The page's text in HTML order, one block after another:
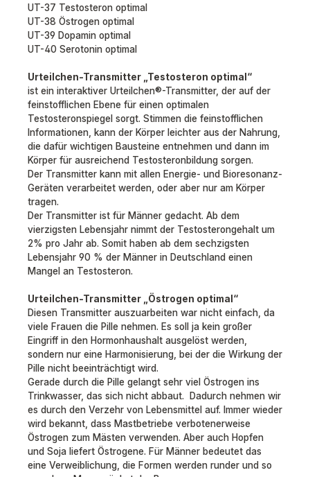
UT-37 Testosteron optimal
UT-38 Östrogen optimal
UT-39 Dopamin optimal
UT-40 Serotonin optimal
Urteilchen-Transmitter „Testosteron optimal“
ist ein interaktiver Urteilchen®-Transmitter, der auf der
feinstofflichen Ebene für einen optimalen
Testosteronspiegel sorgt. Stimmen die feinstofflichen
Informationen, kann der Körper leichter aus der Nahrung,
die dafür wichtigen Bausteine entnehmen und dann im
Körper für ausreichend Testosteronbildung sorgen.
Der Transmitter kann mit allen Energie- und Bioresonanz-
Geräten verarbeitet werden, oder aber nur am Körper
tragen.
Der Transmitter ist für Männer gedacht. Ab dem
vierzigsten Lebensjahr nimmt der Testosterongehalt um
2% pro Jahr ab. Somit haben ab dem sechzigsten
Lebensjahr 90 % der Männer in Deutschland einen
Mangel an Testosteron.
Urteilchen-Transmitter „Östrogen optimal“
Diesen Transmitter auszuarbeiten war nicht einfach, da
viele Frauen die Pille nehmen. Es soll ja kein großer
Eingriff in den Hormonhaushalt ausgelöst werden,
sondern nur eine Harmonisierung, bei der die Wirkung der
Pille nicht beeinträchtigt wird.
Gerade durch die Pille gelangt sehr viel Östrogen ins
Trinkwasser, das sich nicht abbaut. Dadurch nehmen wir
es durch den Verzehr von Lebensmittel auf. Immer wieder
wird bekannt, dass Mastbetriebe verbotenerweise
Östrogen zum Mästen verwenden. Aber auch Hopfen
und Soja liefert Östrogene. Für Männer bedeutet das
eine Verweiblichung, die Formen werden runder und so